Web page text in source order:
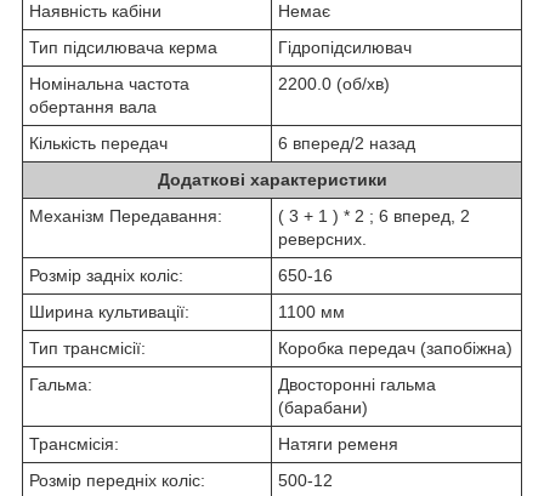
Наявність кабіни
Немає
Тип підсилювача керма
Гідропідсилювач
Номінальна частота
обертання вала
2200.0 (об/хв)
Кількість передач
6 вперед/2 назад
Додаткові характеристики
Механізм Передавання:
( 3 + 1 ) * 2 ; 6 вперед, 2
реверсних.
Розмір задніх коліс:
650-16
Ширина культивації:
1100 мм
Тип трансмісії:
Коробка передач (запобіжна)
Гальма:
Двосторонні гальма
(барабани)
Трансмісія:
Натяги ременя
Розмір передніх коліс:
500-12